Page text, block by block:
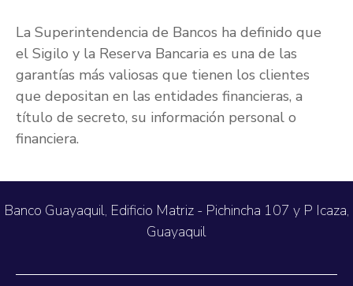
La Superintendencia de Bancos ha definido que
el Sigilo y la Reserva Bancaria es una de las
garantías más valiosas que tienen los clientes
que depositan en las entidades financieras, a
título de secreto, su información personal o
financiera.
Banco Guayaquil, Edificio Matriz - Pichincha 107 y P Icaza,
Guayaquil